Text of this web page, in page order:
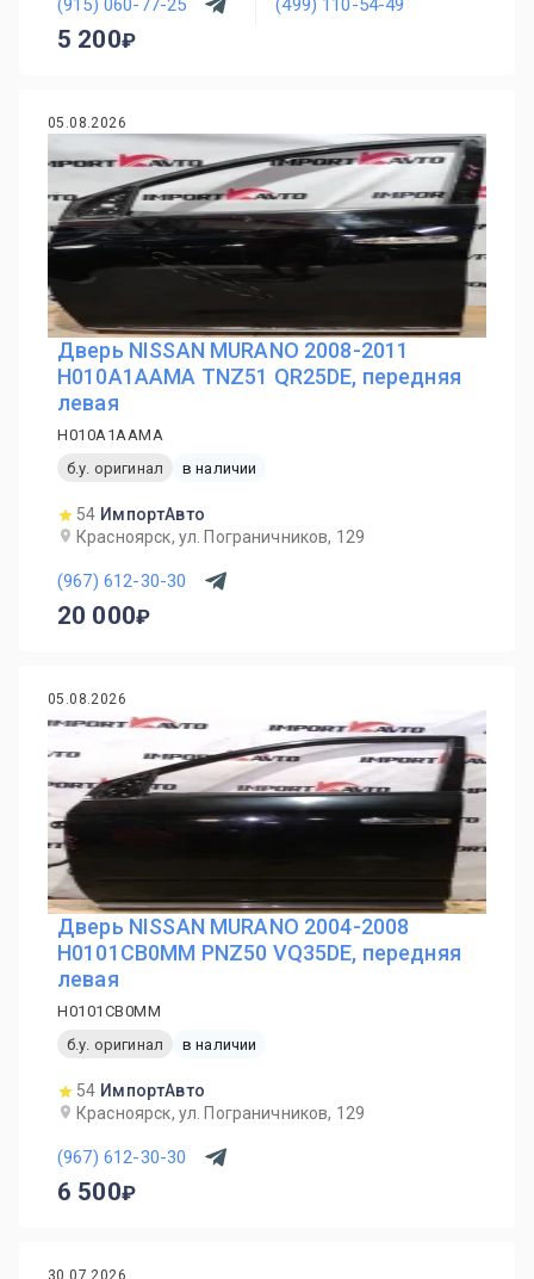
5 200
05.08.2026
Дверь NISSAN MURANO 2008-2011
H010A1AAMA TNZ51 QR25DE, передняя
левая
H010A1AAMA
б.у. оригинал
в наличии
54 ИмпортАвто
Красноярск, ул. Пограничников, 129
(967) 612-30-30
20 000
05.08.2026
Дверь NISSAN MURANO 2004-2008
H0101CB0MM PNZ50 VQ35DE, передняя
левая
H0101CB0MM
б.у. оригинал
в наличии
54 ИмпортАвто
Красноярск, ул. Пограничников, 129
(967) 612-30-30
6 500
30.07.2026